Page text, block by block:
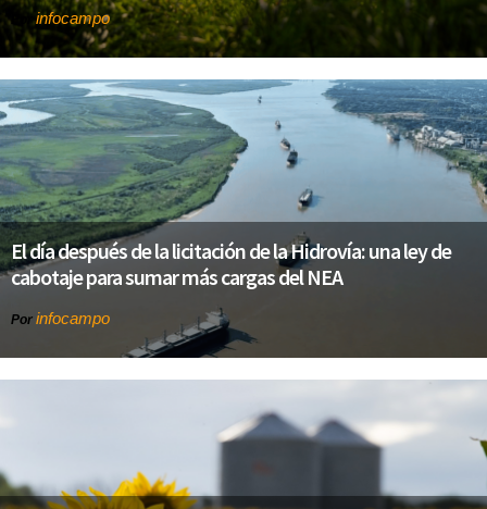
Porinfocampo
El día después de la licitación de la Hidrovía: una ley de
cabotaje para sumar más cargas del NEA
Por infocampo